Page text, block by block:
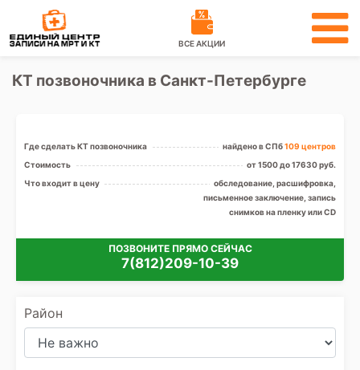
ВСЕ АКЦИИ
КТ позвоночника в Санкт-Петербурге
Где сделать КТ позвоночника найдено в СПб109 центров
Стоимость
от 1500 до 17630 руб.
Что входит в цену
обследование, расшифровка,
письменное заключение, запись
снимков на пленку или CD
ПОЗВОНИТЕ ПРЯМО СЕЙЧАС
7(812)209-10-39
Район